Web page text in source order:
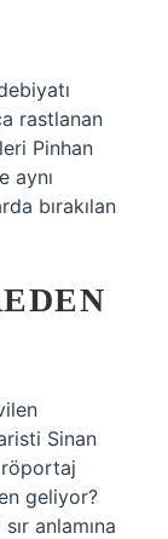
rastlanan
Pinhan
aynı
bırakılan
Sinan
geliyor?
anlamına